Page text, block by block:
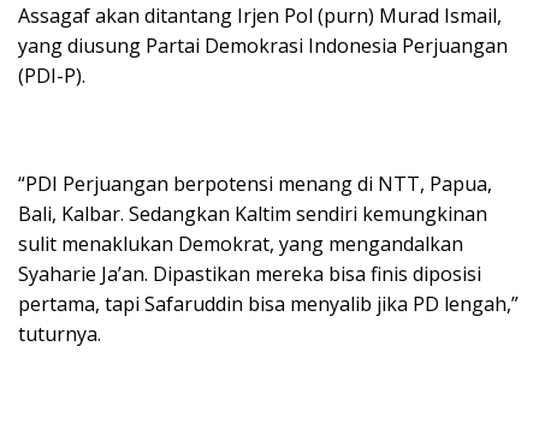
Assagaf akan ditantang Irjen Pol (purn) Murad Ismail,
yang diusung Partai Demokrasi Indonesia Perjuangan
(PDI-P).
“PDI Perjuangan berpotensi menang di NTT, Papua,
Bali, Kalbar. Sedangkan Kaltim sendiri kemungkinan
sulit menaklukan Demokrat, yang mengandalkan
Syaharie Ja’an. Dipastikan mereka bisa finis diposisi
pertama, tapi Safaruddin bisa menyalib jika PD lengah,”
tuturnya.